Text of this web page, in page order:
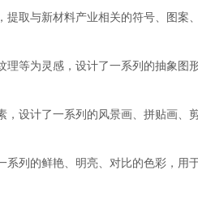
取与新材料产业相关的符号、图案
等为灵感，设计了一系列的抽象图
设计了一系列的风景画、拼贴画、
列的鲜艳、明亮、对比的色彩，用